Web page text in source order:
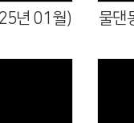
년 01월) 물댄